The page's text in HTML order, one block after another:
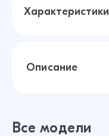
Характеристики
Описание
Все модели